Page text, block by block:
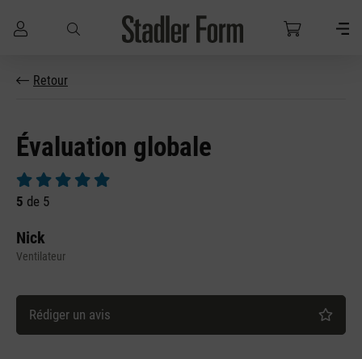
Passer au contenu principal
Retour
Évaluation globale
Note moyenne de 5 sur 5 étoiles
5 de 5
Nick
Ventilateur
Rédiger un avis